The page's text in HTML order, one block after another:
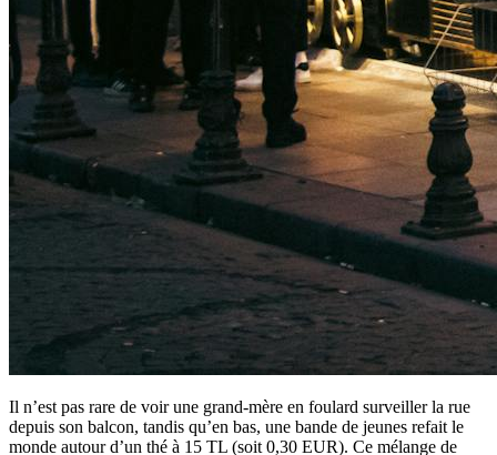
Il n’est pas rare de voir une grand-mère en foulard surveiller la rue
depuis son balcon, tandis qu’en bas, une bande de jeunes refait le
monde autour d’un thé à 15 TL (soit 0,30 EUR). Ce mélange de